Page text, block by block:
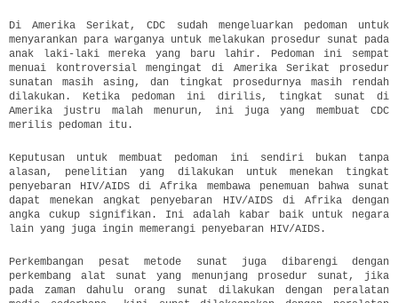
Di Amerika Serikat, CDC sudah mengeluarkan pedoman untuk
menyarankan para warganya untuk melakukan prosedur sunat pada
anak laki-laki mereka yang baru lahir. Pedoman ini sempat
menuai kontroversial mengingat di Amerika Serikat prosedur
sunatan masih asing, dan tingkat prosedurnya masih rendah
dilakukan. Ketika pedoman ini dirilis, tingkat sunat di
Amerika justru malah menurun, ini juga yang membuat CDC
merilis pedoman itu.
Keputusan untuk membuat pedoman ini sendiri bukan tanpa
alasan, penelitian yang dilakukan untuk menekan tingkat
penyebaran HIV/AIDS di Afrika membawa penemuan bahwa sunat
dapat menekan angkat penyebaran HIV/AIDS di Afrika dengan
angka cukup signifikan. Ini adalah kabar baik untuk negara
lain yang juga ingin memerangi penyebaran HIV/AIDS.
Perkembangan pesat metode sunat juga dibarengi dengan
perkembang alat sunat yang menunjang prosedur sunat, jika
pada zaman dahulu orang sunat dilakukan dengan peralatan